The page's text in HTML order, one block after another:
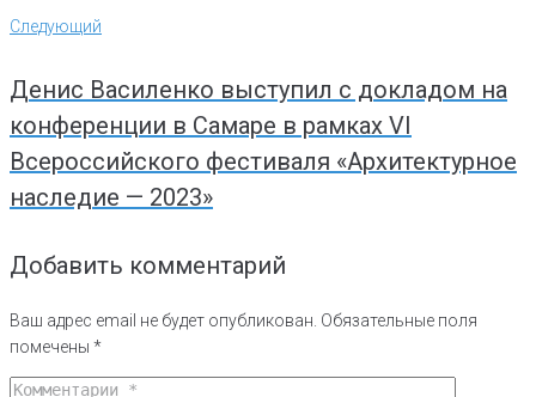
Следующий
Следующий
Денис Василенко выступил с докладом на
конференции в Самаре в рамках VI
Всероссийского фестиваля «Архитектурное
наследие — 2023»
Добавить комментарий
Ваш адрес email не будет опубликован. Обязательные поля
помечены *